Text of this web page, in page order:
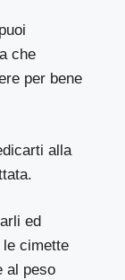
che
per bene
alla
ed
le cimette
al peso